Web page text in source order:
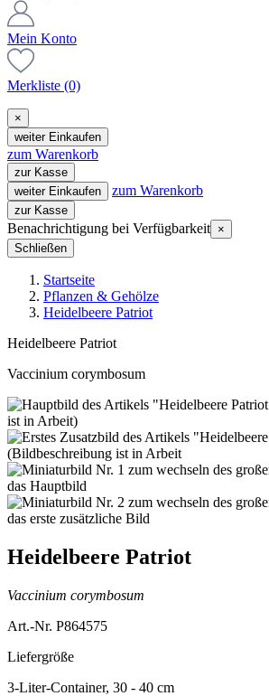
Mein Konto
Merkliste (0)
×
weiter Einkaufen
zum Warenkorb
zur Kasse
weiter Einkaufen
zum Warenkorb
zur Kasse
Benachrichtigung bei Verfügbarkeit ×
Schließen
Startseite
Pflanzen & Gehölze
Heidelbeere Patriot
Heidelbeere Patriot
Vaccinium corymbosum
Heidelbeere Patriot
Vaccinium corymbosum
Art.-Nr. P864575
Liefergröße
3-Liter-Container, 30 - 40 cm